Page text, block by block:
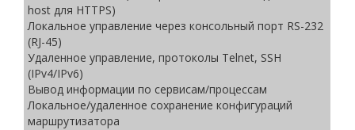
host для HTTPS)
Локальное управление через консольный порт RS-232
(RJ-45)
Удаленное управление, протоколы Telnet, SSH
(IPv4/IPv6)
Вывод информации по сервисам/процессам
Локальное/удаленное сохранение конфигураций
маршрутизатора